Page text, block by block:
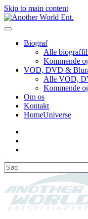
Skip to main content
Biograf
Alle
Kommende
VOD, DVD &
Alle VOD,
Kommende
Om os
Kontakt
HomeUniverse